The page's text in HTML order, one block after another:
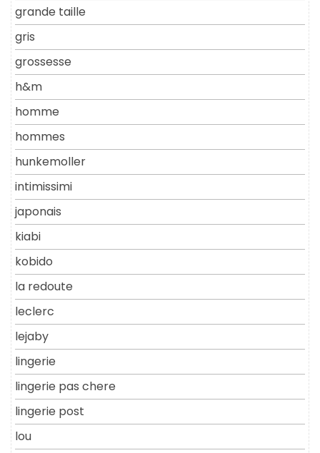
grande taille
gris
grossesse
h&m
homme
hommes
hunkemoller
intimissimi
japonais
kiabi
kobido
la redoute
leclerc
lejaby
lingerie
lingerie pas chere
lingerie post
lou